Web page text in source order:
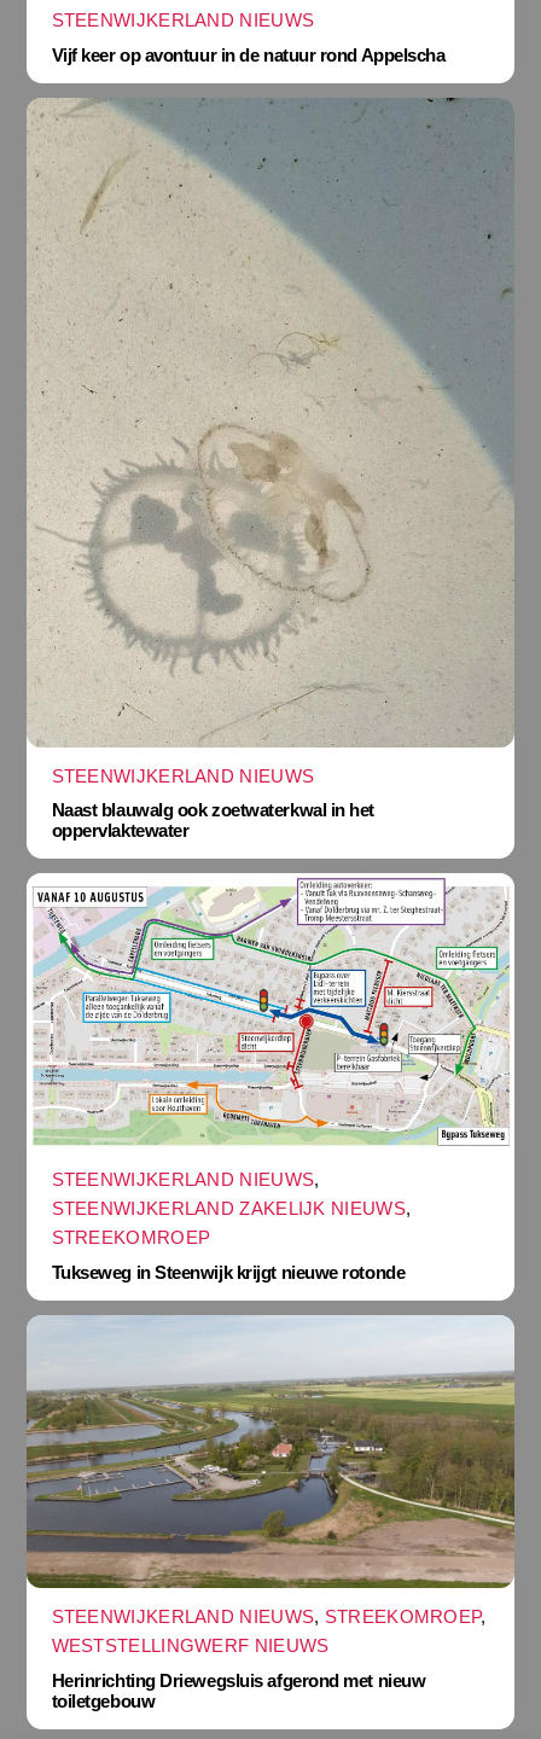
STEENWIJKERLAND NIEUWS
Vijf keer op avontuur in de natuur rond Appelscha
STEENWIJKERLAND NIEUWS
Naast blauwalg ook zoetwaterkwal in het
oppervlaktewater
STEENWIJKERLAND NIEUWS,
STEENWIJKERLAND ZAKELIJK NIEUWS,
STREEKOMROEP
Tukseweg in Steenwijk krijgt nieuwe rotonde
STEENWIJKERLAND NIEUWS, STREEKOMROEP,
WESTSTELLINGWERF NIEUWS
Herinrichting Driewegsluis afgerond met nieuw
toiletgebouw